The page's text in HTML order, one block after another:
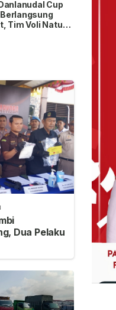
Cup
Tim Voli Natuna
Dua Pelaku